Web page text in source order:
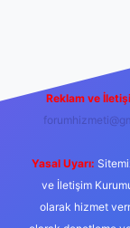
Reklam ve
Yasal Uyarı:
ve İletişim
olarak hizmet